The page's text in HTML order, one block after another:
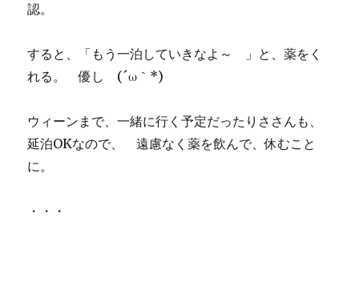
認。
すると、「もう一泊していきなよ～ 」と、薬をく
れる。 優し (´ω｀*)
ウィーンまで、一緒に行く予定だったりささんも、
延泊OKなので、 遠慮なく薬を飲んで、休むこと
に。
・・・